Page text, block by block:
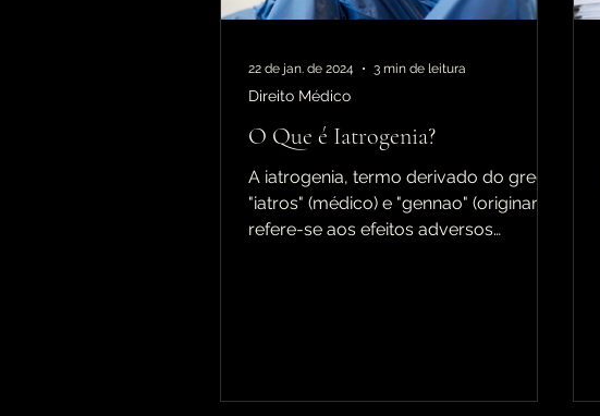
O Que é Iatrogenia?
A iatrogenia, termo derivado do grego
"iatros" (médico) e "gennao" (originar),
refere-se aos efeitos adversos
Direito Médico
22 de jan. de 2024 3 min de leitura